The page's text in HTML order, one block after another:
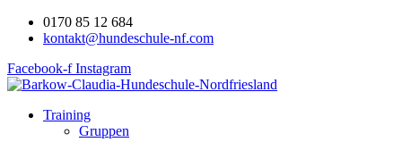
0170 85 12 684
kontakt@hundeschule-nf.com
Facebook-f Instagram
Training
Gruppen